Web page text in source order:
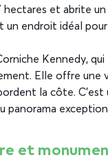
hectares et abrite
un endroit idéal
Kennedy,
Elle offre une
la côte.
panorama
et